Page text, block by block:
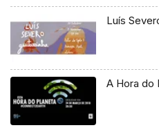
Luís
A Hora do